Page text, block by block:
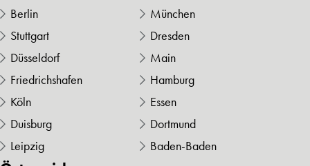
Berlin
München
Stuttgart
Dresden
Düsseldorf
Main
Friedrichshafen
Hamburg
Köln
Essen
Duisburg
Dortmund
Leipzig
Baden-Baden